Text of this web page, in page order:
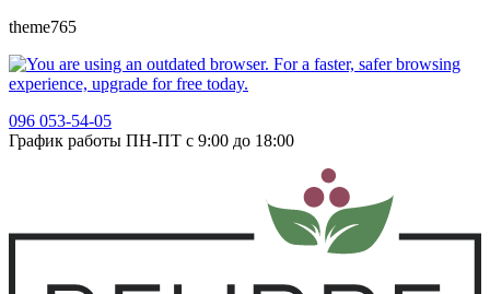
theme765
096 053-54-05
График работы ПН-ПТ с 9:00 до 18:00